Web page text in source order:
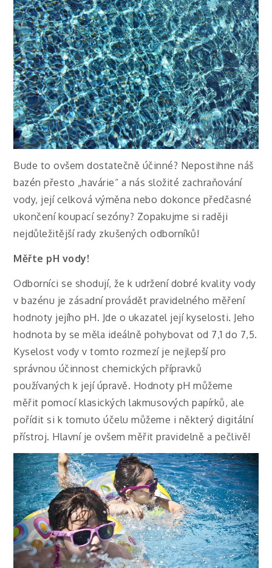
Bude to ovšem dostatečně účinné? Nepostihne náš
bazén přesto „havárie“ a nás složité zachraňování
vody, její celková výměna nebo dokonce předčasné
ukončení koupací sezóny? Zopakujme si raději
nejdůležitější rady zkušených odborníků!
Měřte pH vody!
Odborníci se shodují, že k udržení dobré kvality vody
v bazénu je zásadní provádět pravidelného měření
hodnoty jejího pH. Jde o ukazatel její kyselosti. Jeho
hodnota by se měla ideálně pohybovat od 7,1 do 7,5.
Kyselost vody v tomto rozmezí je nejlepší pro
správnou účinnost chemických přípravků
používaných k její úpravě. Hodnoty pH můžeme
měřit pomocí klasických lakmusových papírků, ale
pořídit si k tomuto účelu můžeme i některý digitální
přístroj. Hlavní je ovšem měřit pravidelně a pečlivě!